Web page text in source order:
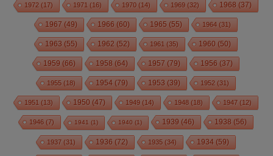
1972 (17) 1971 (16) 1970 (14) 1969 (32) 1968 (37)
1967 (49) 1966 (60) 1965 (55) 1964 (31)
1963 (55) 1962 (52) 1961 (35) 1960 (50)
1959 (66) 1958 (64) 1957 (79) 1956 (37)
1955 (18) 1954 (79) 1953 (39) 1952 (31)
1951 (13) 1950 (47) 1949 (14) 1948 (18) 1947 (12)
1946 (7) 1941 (1) 1940 (1) 1939 (46) 1938 (56)
1937 (31) 1936 (72) 1935 (34) 1934 (59)